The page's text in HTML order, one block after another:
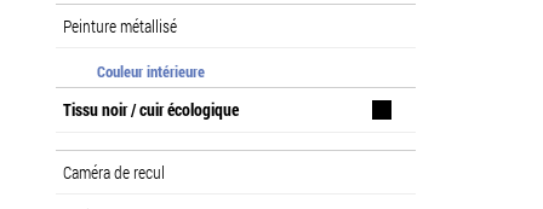
Peinture métallisé
Couleur intérieure
Tissu noir / cuir écologique
Caméra de recul